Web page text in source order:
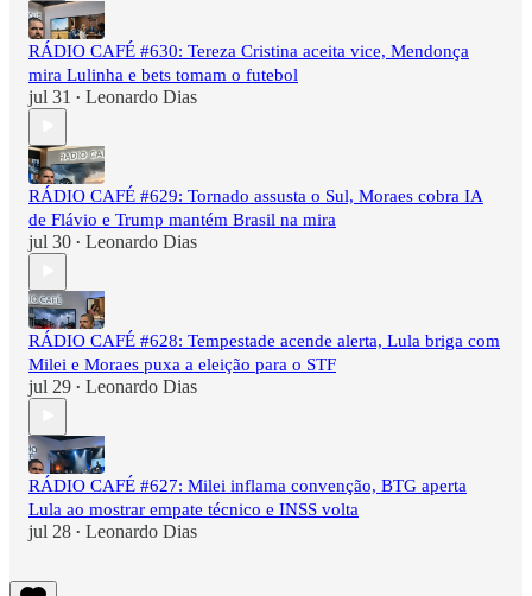
RÁDIO CAFÉ #630: Tereza Cristina aceita vice, Mendonça
mira Lulinha e bets tomam o futebol
jul 31 • Leonardo Dias
RÁDIO CAFÉ #629: Tornado assusta o Sul, Moraes cobra IA
de Flávio e Trump mantém Brasil na mira
jul 30 • Leonardo Dias
RÁDIO CAFÉ #628: Tempestade acende alerta, Lula briga com
Milei e Moraes puxa a eleição para o STF
jul 29 • Leonardo Dias
RÁDIO CAFÉ #627: Milei inflama convenção, BTG aperta
Lula ao mostrar empate técnico e INSS volta
jul 28 • Leonardo Dias